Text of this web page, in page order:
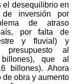
el desequilibrio en
inversión por
de atraso
por falta de
y fluvial) y
presupuesto al
que al
billones). Ahora
de obra y aumento